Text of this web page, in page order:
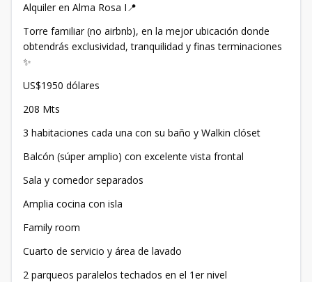
Alquiler en Alma Rosa I📍
Torre familiar (no airbnb), en la mejor ubicación donde
obtendrás exclusividad, tranquilidad y finas terminaciones
✨
US$1950 dólares
208 Mts
3 habitaciones cada una con su baño y Walkin clóset
Balcón (súper amplio) con excelente vista frontal
Sala y comedor separados
Amplia cocina con isla
Family room
Cuarto de servicio y área de lavado
2 parqueos paralelos techados en el 1er nivel